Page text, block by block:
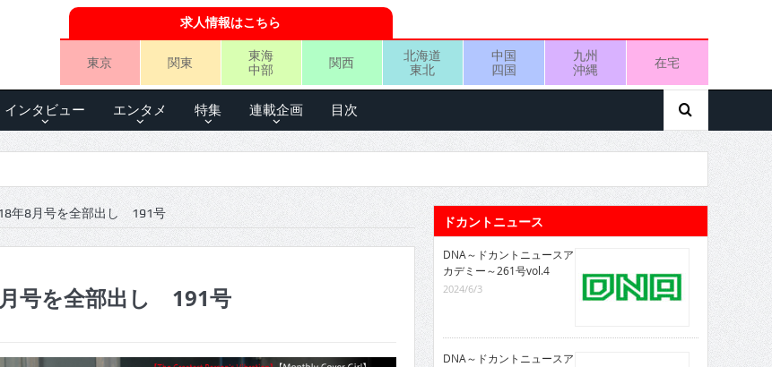
求人情報はこちら
東京 関東
東海
中部
関西
北海道
東北
中国
四国
九州
沖縄
在宅
インタビュー エンタメ 特集 連載企画 目次
年8月号を全部出し 191号
号を全部出し 191号
ドカントニュース
DNA～ドカントニュースア
カデミー～261号vol.4
2024/6/3
DNA～ドカントニュースア